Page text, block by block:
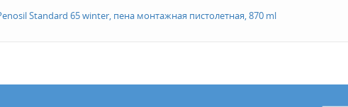
Stаndard 65 winter, пена монтажная пистолетная, 870 ml